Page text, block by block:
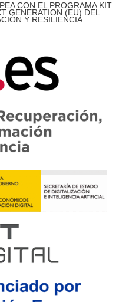
CON EL PROGRAMA KIT
GENERATION (EU) DEL
Y RESILIENCIA.